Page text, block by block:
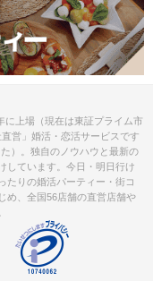
に上場（現在は東証プライム市
営」婚活・恋活サービスです
）。独自のノウハウと最新の
しています。今日・明日行け
たりの婚活パーティー・街コ
め、全国56店舗の直営店舗や